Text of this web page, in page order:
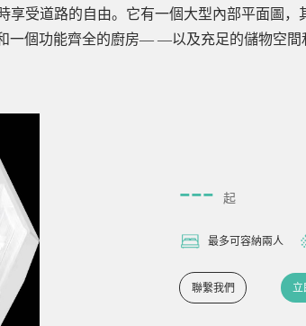
享受道路的自由。它有一個大型內部平面圖，
一個功能齊全的廚房— —以及充足的儲物空間
---起
最多可容納兩人
聯繫我們 立